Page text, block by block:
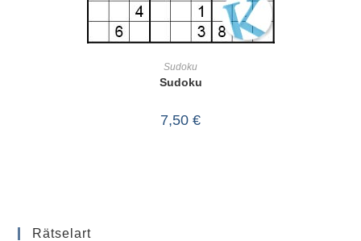
Sudoku
Sudoku
7,50 €
Rätselart